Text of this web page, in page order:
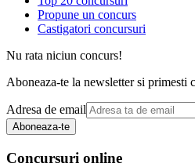
Propune un concurs
Castigatori concursuri
Nu rata niciun concurs!
Aboneaza-te la newsletter si primesti
Adresa de email
Aboneaza-te
Concursuri online